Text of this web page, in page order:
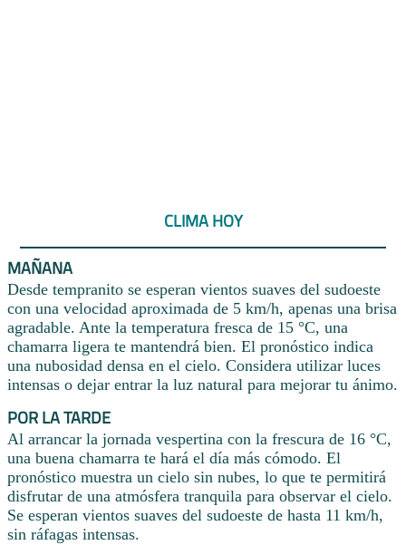
CLIMA HOY
MAÑANA
Desde tempranito se esperan vientos suaves del sudoeste
con una velocidad aproximada de 5 km/h, apenas una brisa
agradable. Ante la temperatura fresca de 15 °C, una
chamarra ligera te mantendrá bien. El pronóstico indica
una nubosidad densa en el cielo. Considera utilizar luces
intensas o dejar entrar la luz natural para mejorar tu ánimo.
POR LA TARDE
Al arrancar la jornada vespertina con la frescura de 16 °C,
una buena chamarra te hará el día más cómodo. El
pronóstico muestra un cielo sin nubes, lo que te permitirá
disfrutar de una atmósfera tranquila para observar el cielo.
Se esperan vientos suaves del sudoeste de hasta 11 km/h,
sin ráfagas intensas.